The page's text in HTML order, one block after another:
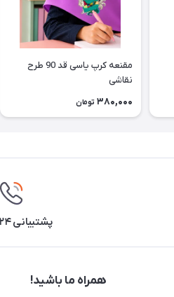
مقنعه کرپ یاسی قد 90 طرح
نقاشی
380,000 تومان
پشتیبانی ۲۴ ساعته
همراه ما باشید!